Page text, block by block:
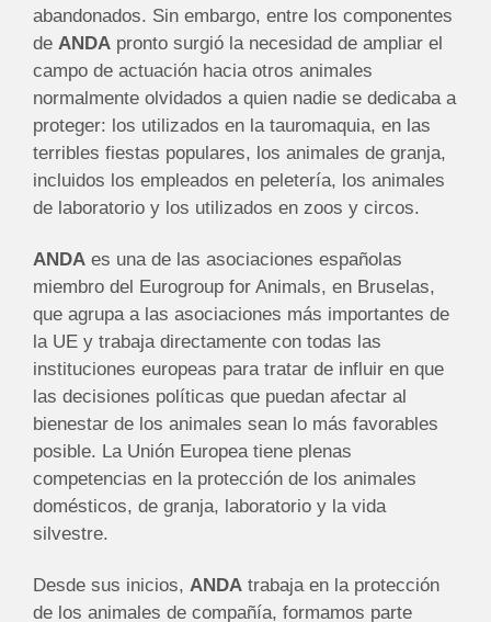
abandonados. Sin embargo, entre los componentes
de ANDA pronto surgió la necesidad de ampliar el
campo de actuación hacia otros animales
normalmente olvidados a quien nadie se dedicaba a
proteger: los utilizados en la tauromaquia, en las
terribles fiestas populares, los animales de granja,
incluidos los empleados en peletería, los animales
de laboratorio y los utilizados en zoos y circos.
ANDA es una de las asociaciones españolas
miembro del Eurogroup for Animals, en Bruselas,
que agrupa a las asociaciones más importantes de
la UE y trabaja directamente con todas las
instituciones europeas para tratar de influir en que
las decisiones políticas que puedan afectar al
bienestar de los animales sean lo más favorables
posible. La Unión Europea tiene plenas
competencias en la protección de los animales
domésticos, de granja, laboratorio y la vida
silvestre.
Desde sus inicios, ANDA trabaja en la protección
de los animales de compañía, formamos parte